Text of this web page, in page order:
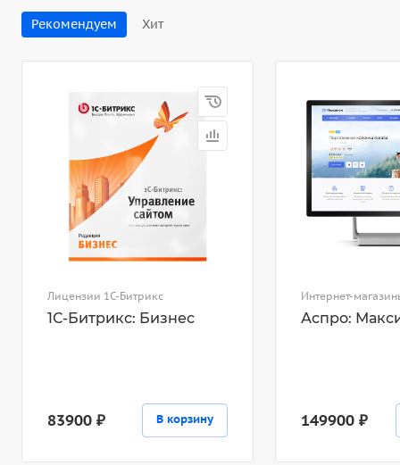
Рекомендуем Хит
Лицензии 1С-Битрикс
1С-Битрикс: Бизнес
83900 ₽ В корзину
Интернет-
Аспро:
149900 ₽